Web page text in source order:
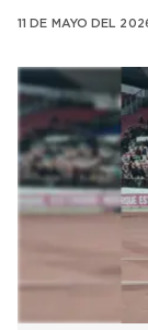
11 DE MAYO DEL